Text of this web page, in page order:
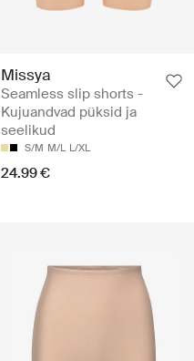
Missya
Seamless slip shorts -
Kujuandvad püksid ja
seelikud
S/M M/L L/XL
24.99 €